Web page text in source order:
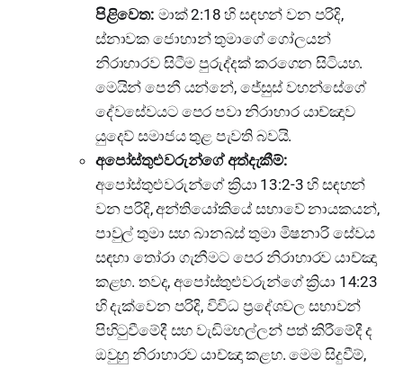
පිළිවෙත: මාක් 2:18 හි සඳහන් වන පරිදි,
ස්නාවක ජොහාන් තුමාගේ ගෝලයන්
නිරාහාරව සිටීම පුරුද්දක් කරගෙන සිටියහ.
මෙයින් පෙනී යන්නේ, ජේසුස් වහන්සේගේ
දේවසේවයට පෙර පවා නිරාහාර යාච්ඤාව
යුදෙව් සමාජය තුළ පැවති බවයි.
අපෝස්තුළුවරුන්ගේ අත්දැකීම්:
අපෝස්තුළුවරුන්ගේ ක්‍රියා 13:2-3 හි සඳහන්
වන පරිදි, අන්තියෝකියේ සභාවේ නායකයන්,
පාවුල් තුමා සහ බානබස් තුමා මිෂනාරි සේවය
සඳහා තෝරා ගැනීමට පෙර නිරාහාරව යාච්ඤා
කළහ. තවද, අපෝස්තුළුවරුන්ගේ ක්‍රියා 14:23
හි දැක්වෙන පරිදි, විවිධ ප්‍රදේශවල සභාවන්
පිහිටුවීමේදී සහ වැඩිමහල්ලන් පත් කිරීමේදී ද
ඔවුහු නිරාහාරව යාච්ඤා කළහ. මෙම සිදුවීම්,